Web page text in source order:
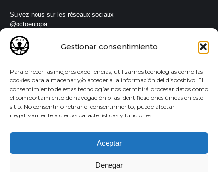
Gestionar consentimiento
Para ofrecer las mejores experiencias, utilizamos tecnologías como las
cookies para almacenar y/o acceder a la información del dispositivo. El
consentimiento de estas tecnologías nos permitirá procesar datos como
el comportamiento de navegación o las identificaciones únicas en este
sitio. No consentir o retirar el consentimiento, puede afectar
negativamente a ciertas características y funciones.
Aceptar
Denegar
Suivez-nous sur les réseaux sociaux
@octoeuropa
© Todos los derechos reservados | Aviso legal
Política de
privacidad
Política de cookies